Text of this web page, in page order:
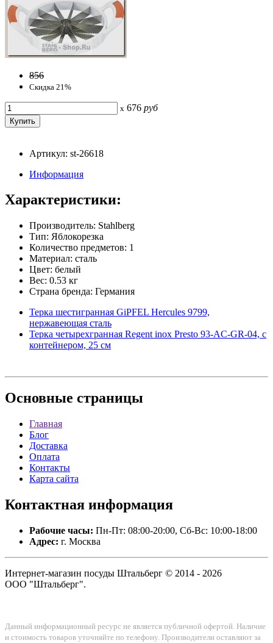
856
Скидка 21%
x 676 руб
Артикул: st-26618
Информация
Характеристики:
Производитель: Stahlberg
Тип: Яблокорезка
Количество предметов: 1
Материал: сталь
Цвет: белый
Вес: 0.53 кг
Страна бренда: Германия
Терка шестигранная GiPFEL Hercules 9799,
нержавеющая сталь
Терка четырехгранная Regent inox Presto 93-AC-GR-04, с
контейнером, 25 см
Основные страницы
Главная
Блог
Доставка
Оплата
Контакты
Карта сайта
Контактная информация
Рабочие часы: Пн-Пт: 08:00-20:00, Сб-Вс: 10:00-18:00
Адрес: г. Москва
Интернет-магазин посуды Штальберг © 2014 - 2026
ООО "Штальберг".
Данный информационный ресурс не является публичной офертой. Наличие
и стоимость товаров уточняйте по телефону. Производители оставляют за